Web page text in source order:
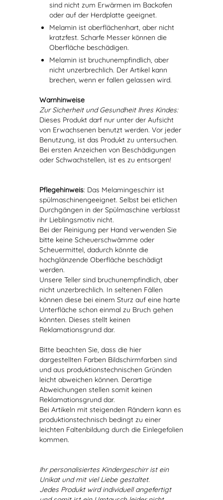
sind nicht zum Erwärmen im Backofen
oder auf der Herdplatte geeignet.
Melamin ist oberflächenhart, aber nicht
kratzfest. Scharfe Messer können die
Oberfläche beschädigen.
Melamin ist bruchunempfindlich, aber
nicht unzerbrechlich. Der Artikel kann
brechen, wenn er fallen gelassen wird.
Warnhinweise
Zur Sicherheit und Gesundheit Ihres Kindes:
Dieses Produkt darf nur unter der Aufsicht
von Erwachsenen benutzt werden. Vor jeder
Benutzung, ist das Produkt zu untersuchen.
Bei ersten Anzeichen von Beschädigungen
oder Schwachstellen, ist es zu entsorgen!
Pflegehinweis: Das Melamingeschirr ist
spülmaschinengeeignet. Selbst bei etlichen
Durchgängen in der Spülmaschine verblasst
ihr Lieblingsmotiv nicht.
Bei der Reinigung per Hand verwenden Sie
bitte keine Scheuerschwämme oder
Scheuermittel, dadurch könnte die
hochglänzende Oberfläche beschädigt
werden.
Unsere Teller sind bruchunempfindlich, aber
nicht unzerbrechlich. In seltenen Fällen
können diese bei einem Sturz auf eine harte
Unterfläche schon einmal zu Bruch gehen
könnten. Dieses stellt keinen
Reklamationsgrund dar.
Bitte beachten Sie, dass die hier
dargestellten Farben Bildschirmfarben sind
und aus produktionstechnischen Gründen
leicht abweichen können. Derartige
Abweichungen stellen somit keinen
Reklamationsgrund dar.
Bei Artikeln mit steigenden Rändern kann es
produktionstechnisch bedingt zu einer
leichten Faltenbildung durch die Einlegefolien
kommen.
Ihr personalisiertes Kindergeschirr ist ein
Unikat und mit viel Liebe gestaltet.
Jedes Produkt wird individuell angefertigt